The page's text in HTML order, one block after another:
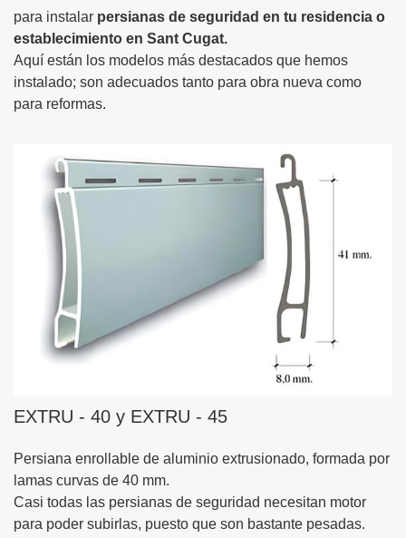
para instalar persianas de seguridad en tu residencia o
establecimiento en Sant Cugat.
Aquí están los modelos más destacados que hemos
instalado; son adecuados tanto para obra nueva como
para reformas.
EXTRU - 40 y EXTRU - 45
Persiana enrollable de aluminio extrusionado, formada por
lamas curvas de 40 mm.
Casi todas las persianas de seguridad necesitan motor
para poder subirlas, puesto que son bastante pesadas.